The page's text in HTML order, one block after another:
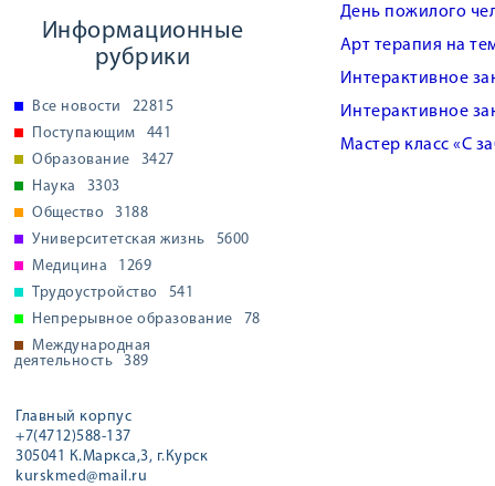
Информационные
рубрики
Все новости
22815
Поступающим
441
Образование
3427
Наука
3303
Общество
3188
Университетская жизнь
5600
Медицина
1269
Трудоустройство
541
Непрерывное образование
78
Международная
деятельность
389
Главный корпус
+7(4712)588-137
305041 К.Маркса,3, г.Курск
kurskmed@mail.ru
День пожилого
Арт терапия на
Интерактивное
Интерактивное
Мастер класс «С